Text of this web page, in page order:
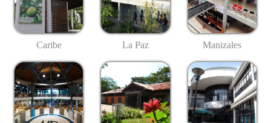
Caribe La Paz Manizales